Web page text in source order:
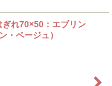
ぎれ70×50：エブリン
・ベージュ）